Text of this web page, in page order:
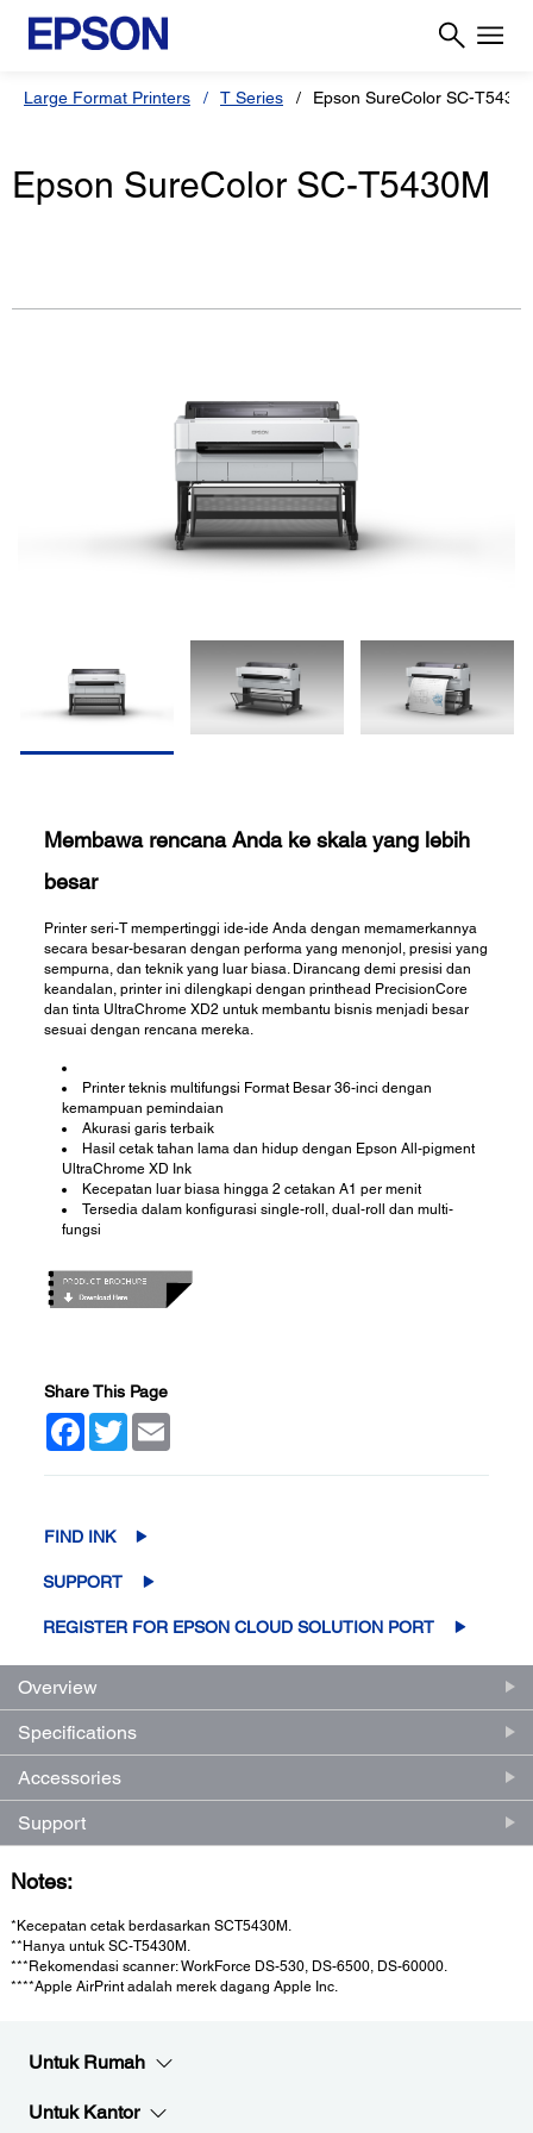
Large Format Printers T Series Epson SureColor SC-
Epson SureColor SC-T5430M
Membawa rencana Anda ke skala yang lebih
besar
Printer seri-T mempertinggi ide-ide Anda dengan memamerkannya
secara besar-besaran dengan performa yang menonjol, presisi yang
sempurna, dan teknik yang luar biasa. Dirancang demi presisi dan
keandalan, printer ini dilengkapi dengan printhead PrecisionCore
dan tinta UltraChrome XD2 untuk membantu bisnis menjadi besar
sesuai dengan rencana mereka.
Printer teknis multifungsi Format Besar 36-inci dengan
kemampuan pemindaian
Akurasi garis terbaik
Hasil cetak tahan lama dan hidup dengan Epson All-pigment
UltraChrome XD Ink
Kecepatan luar biasa hingga 2 cetakan A1 per menit
Tersedia dalam konfigurasi single-roll, dual-roll dan multi-
fungsi
Share This Page
Facebook
Twitter
FIND INK
SUPPORT
REGISTER FOR EPSON CLOUD SOLUTION PORT
Overview
Specifications
Accessories
Support
Notes:
*Kecepatan cetak berdasarkan SCT5430M.
**Hanya untuk SC-T5430M.
***Rekomendasi scanner: WorkForce DS-530, DS-6500, DS-60000.
****Apple AirPrint adalah merek dagang Apple Inc.
Untuk Rumah
Untuk Kantor